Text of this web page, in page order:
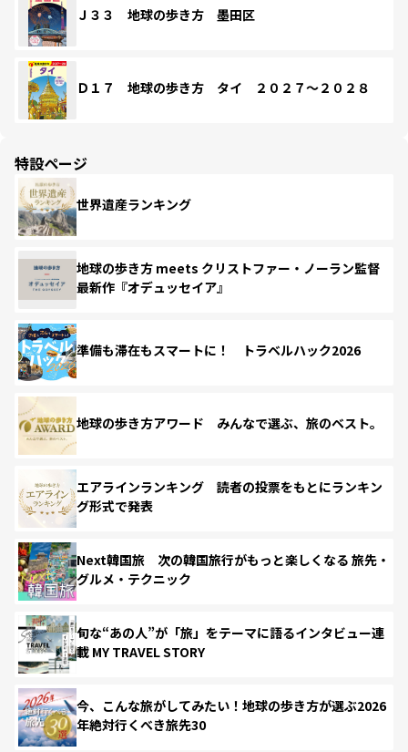
Ｊ３３ 地球の歩き方 墨田区
Ｄ１７ 地球の歩き方 タイ ２０２７～２０２８
特設ページ
世界遺産ランキング
地球の歩き方 meets クリストファー・ノーラン監督
最新作『オデュッセイア』
準備も滞在もスマートに！ トラベルハック2026
地球の歩き方アワード みんなで選ぶ、旅のベスト。
エアラインランキング 読者の投票をもとにランキン
グ形式で発表
Next韓国旅 次の韓国旅行がもっと楽しくなる 旅先・
グルメ・テクニック
旬な“あの人”が「旅」をテーマに語るインタビュー連
載 MY TRAVEL STORY
今、こんな旅がしてみたい！地球の歩き方が選ぶ2026
年絶対行くべき旅先30